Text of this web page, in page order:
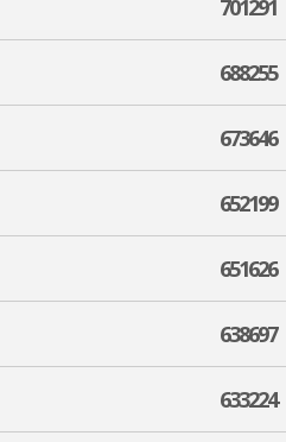
701291
688255
673646
652199
651626
638697
633224